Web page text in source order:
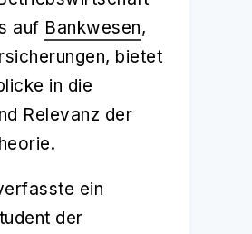
auf Bankwesen,
bietet
in die
Relevanz der
ein
der